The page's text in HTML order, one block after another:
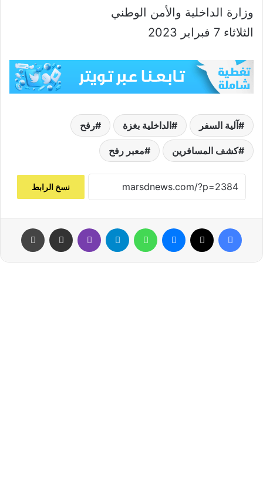
وزارة الداخلية والأمن الوطني
الثلاثاء 7 فبراير 2023
آلية السفر الداخلية بغزة رفح
كشف المسافرين معبر رفح
نسخ الرابط
فيسبوك ماسنجر واتساب تيلقرام ڤايبر مشاركة عبر البريد